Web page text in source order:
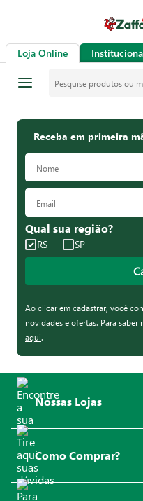
Loja Online
Receba em primeira
Qual sua região?
RS SP
Ao clicar em cadastrar, você
novidades e ofertas. Para saber
aqui.
Nossas Lojas
Como Comprar?